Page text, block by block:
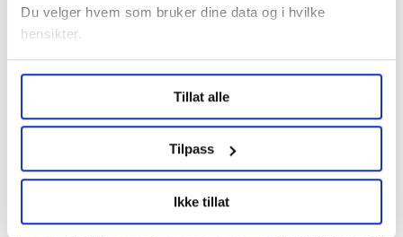
Du velger hvem som bruker dine data og i hvilke
hensikter.
Undermer infokan du lese om hvordan dine personlige
data behandles og hvordan du kan velge hvordan de skal
brukes. Du kan hele tiden endre eller trekke tilbake ditt
samtykke fra erklæringen om informasjonskapsler.
LO Medias publikasjoner frifagbevegelse.no, hk-nytt.no
og fontene.no bruker informasjonskapsler (cookies) for å
lære hvordan våre nettsider blir brukt slik at vi tilby
Tillat alle
Tilpass
Ikke tillat
4 av 10 vektere utsettes for vold,
trusler eller trakassering